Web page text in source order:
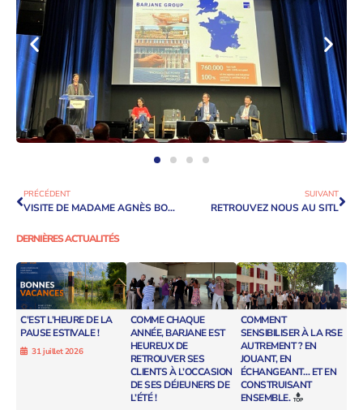
PRÉCÉDENT
VISITE DE MADAME AGNÈS BONJEAN SUR LE PARC DES BRÉGUIÈRES
SUIVANT
RETROUVEZ NOUS AU SITL
DERNIÈRES ACTUALITÉS
C’EST L’HEURE DE LA
PAUSE ESTIVALE !
31 juillet 2026
COMME CHAQUE
ANNÉE, BARJANE EST
HEUREUX DE
RETROUVER SES
CLIENTS À L’OCCASION
DE SES DÉJEUNERS DE
L’ÉTÉ !
COMMENT
SENSIBILISER À LA RSE
AUTREMENT ? EN
JOUANT, EN
ÉCHANGEANT… ET EN
CONSTRUISANT
ENSEMBLE.